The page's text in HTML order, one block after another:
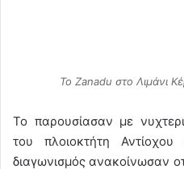
To Zanadu στο Λιμάνι
Το παρουσίασαν με
του πλοιοκτήτη
διαγωνισμός ανακοίνωσαν